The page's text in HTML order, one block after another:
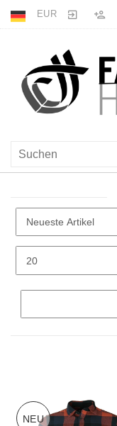
EUR
NEU